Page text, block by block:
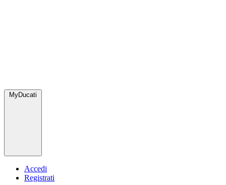
MyDucati
Accedi
Registrati